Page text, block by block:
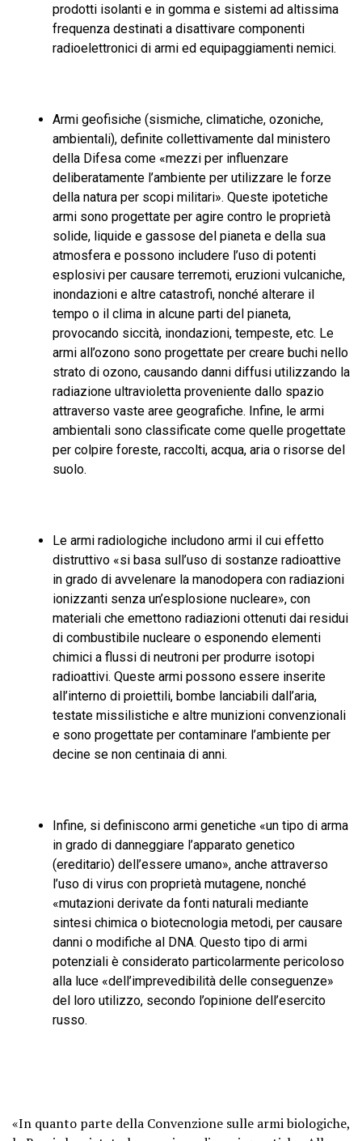
prodotti isolanti e in gomma e sistemi ad altissima
frequenza destinati a disattivare componenti
radioelettronici di armi ed equipaggiamenti nemici.
Armi geofisiche (sismiche, climatiche, ozoniche,
ambientali), definite collettivamente dal ministero
della Difesa come «mezzi per influenzare
deliberatamente l’ambiente per utilizzare le forze
della natura per scopi militari». Queste ipotetiche
armi sono progettate per agire contro le proprietà
solide, liquide e gassose del pianeta e della sua
atmosfera e possono includere l’uso di potenti
esplosivi per causare terremoti, eruzioni vulcaniche,
inondazioni e altre catastrofi, nonché alterare il
tempo o il clima in alcune parti del pianeta,
provocando siccità, inondazioni, tempeste, etc. Le
armi all’ozono sono progettate per creare buchi nello
strato di ozono, causando danni diffusi utilizzando la
radiazione ultravioletta proveniente dallo spazio
attraverso vaste aree geografiche. Infine, le armi
ambientali sono classificate come quelle progettate
per colpire foreste, raccolti, acqua, aria o risorse del
suolo.
Le armi radiologiche includono armi il cui effetto
distruttivo «si basa sull’uso di sostanze radioattive
in grado di avvelenare la manodopera con radiazioni
ionizzanti senza un’esplosione nucleare», con
materiali che emettono radiazioni ottenuti dai residui
di combustibile nucleare o esponendo elementi
chimici a flussi di neutroni per produrre isotopi
radioattivi. Queste armi possono essere inserite
all’interno di proiettili, bombe lanciabili dall’aria,
testate missilistiche e altre munizioni convenzionali
e sono progettate per contaminare l’ambiente per
decine se non centinaia di anni.
Infine, si definiscono armi genetiche «un tipo di arma
in grado di danneggiare l’apparato genetico
(ereditario) dell’essere umano», anche attraverso
l’uso di virus con proprietà mutagene, nonché
«mutazioni derivate da fonti naturali mediante
sintesi chimica o biotecnologia metodi, per causare
danni o modifiche al DNA. Questo tipo di armi
potenziali è considerato particolarmente pericoloso
alla luce «dell’imprevedibilità delle conseguenze»
del loro utilizzo, secondo l’opinione dell’esercito
russo.
«In quanto parte della Convenzione sulle armi biologiche,